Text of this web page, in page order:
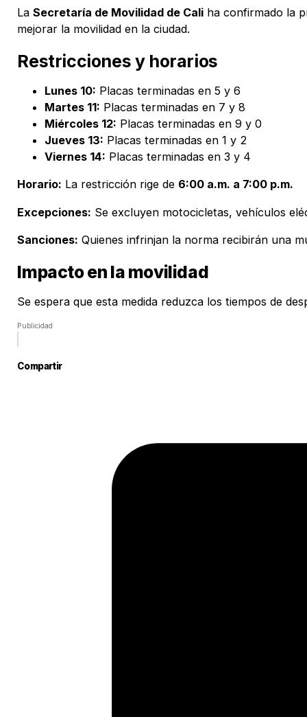
LaSecretaría de Movilidad de Cali ha confirmado la
mejorar la movilidad en la ciudad.
Restricciones y horarios
Lunes 10: Placas terminadas en 5 y 6
Martes 11: Placas terminadas en 7 y 8
Miércoles 12: Placas terminadas en 9 y 0
Jueves 13: Placas terminadas en 1 y 2
Viernes 14: Placas terminadas en 3 y 4
Horario: La restricción rige de 6:00 a.m. a 7:00 p.m.
Excepciones: Se excluyen motocicletas, vehículos
Sanciones: Quienes infrinjan la norma recibirán una
Impacto en la movilidad
Se espera que esta medida reduzca los tiempos de
Publicidad
Compartir